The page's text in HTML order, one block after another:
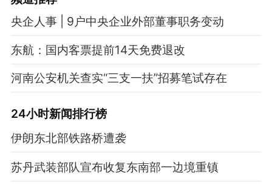
央企人事 | 9户中央企业外部董事职务变动
东航：国内客票提前14天免费退改
河南公安机关查实“三支一扶”招募笔试存在
24小时新闻排行榜
伊朗东北部铁路桥遭袭
苏丹武装部队宣布收复东南部一边境重镇